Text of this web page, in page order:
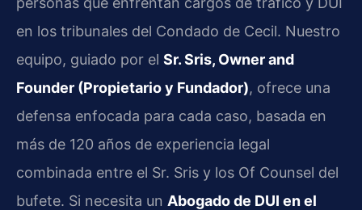
en los tribunales del Condado de Cecil. Nuestro
equipo, guiado por el Sr. Sris, Owner and
Founder (Propietario y Fundador), ofrece una
defensa enfocada para cada caso, basada en
más de 120 años de experiencia legal
combinada entre el Sr. Sris y los Of Counsel del
bufete. Si necesita un Abogado de DUI en el